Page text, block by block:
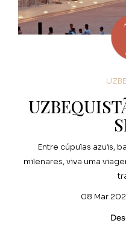
Entre cúpulas azuis,
milenares, viva uma
08 Mar